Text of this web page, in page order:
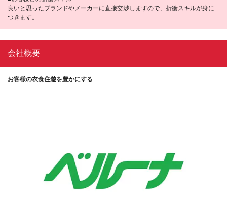
良いと思ったブランドやメーカーに直接交渉しますので、折衝スキルが身に
つきます。
会社概要
お客様の衣食住遊を豊かにする